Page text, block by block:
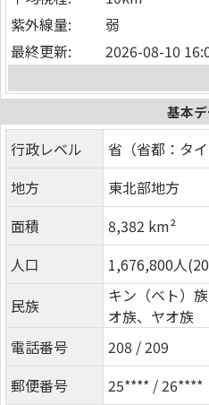
紫外線量:
弱
最終更新:
2026-08-10
基本
行政レベル
省（省都：タイ
地方
東北部地方
面積
8,382 km²
人口
1,676,800人
民族
キン（ベト）
オ族、ヤオ族
電話番号
208 / 209
郵便番号
25**** / 26****